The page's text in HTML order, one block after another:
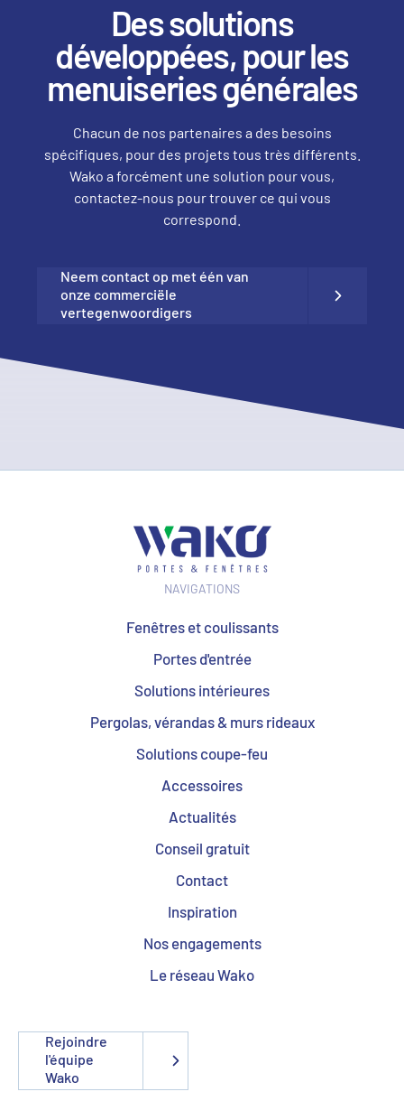
Des solutions
développées, pour les
menuiseries générales
Chacun de nos partenaires a des besoins
spécifiques, pour des projets tous très différents.
Wako a forcément une solution pour vous,
contactez-nous pour trouver ce qui vous
correspond.
Neem contact op met één van
onze commerciële
vertegenwoordigers
NAVIGATIONS
Fenêtres et coulissants
Portes d'entrée
Solutions intérieures
Pergolas, vérandas & murs rideaux
Solutions coupe-feu
Accessoires
Actualités
Conseil gratuit
Contact
Inspiration
Nos engagements
Le réseau Wako
Rejoindre
l'équipe
Wako